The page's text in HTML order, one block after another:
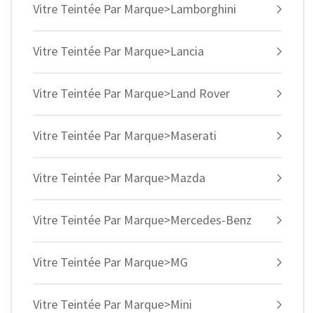
Vitre Teintée Par Marque>Lamborghini
Vitre Teintée Par Marque>Lancia
Vitre Teintée Par Marque>Land Rover
Vitre Teintée Par Marque>Maserati
Vitre Teintée Par Marque>Mazda
Vitre Teintée Par Marque>Mercedes-Benz
Vitre Teintée Par Marque>MG
Vitre Teintée Par Marque>Mini